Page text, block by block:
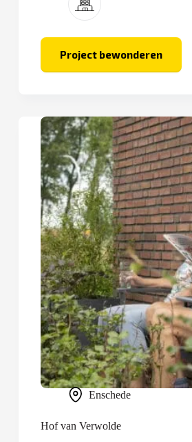
Project bewonderen
Stad
in
Enschede
Hof van Verwolde